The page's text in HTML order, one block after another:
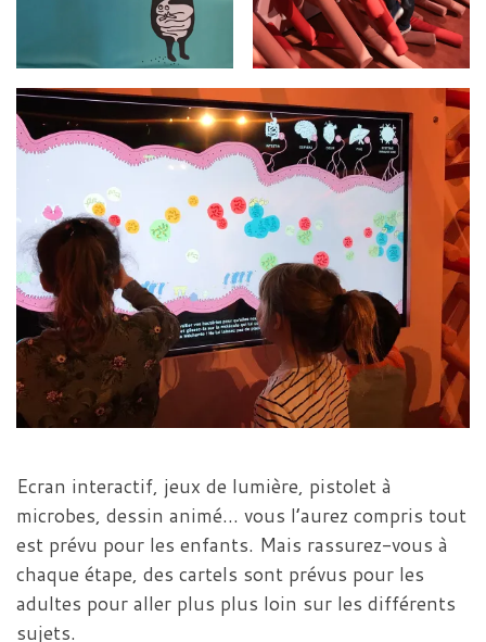
Ecran interactif, jeux de lumière, pistolet à
microbes, dessin animé… vous l’aurez compris tout
est prévu pour les enfants. Mais rassurez-vous à
chaque étape, des cartels sont prévus pour les
adultes pour aller plus plus loin sur les différents
sujets.